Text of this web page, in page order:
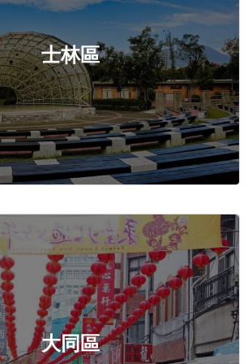
士林區
大同區